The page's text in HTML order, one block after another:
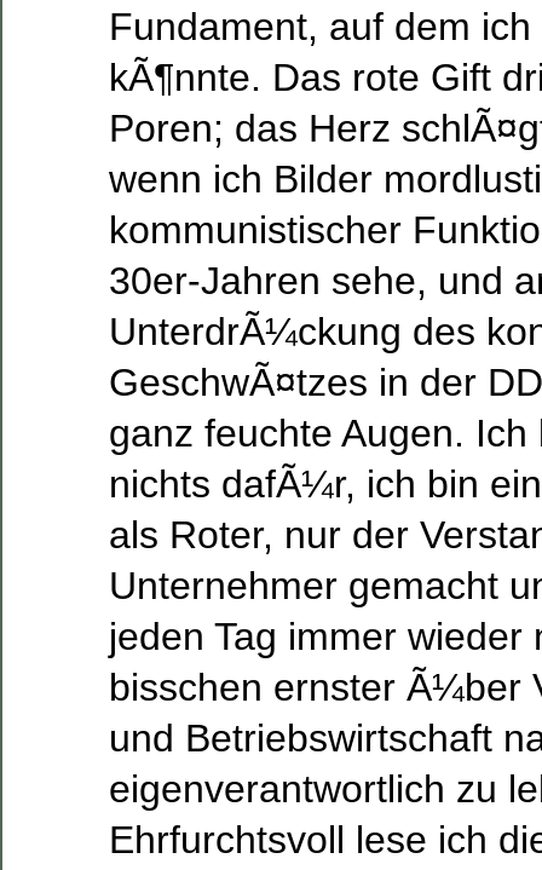
Fundament, auf dem
kÃ¶nnte. Das rote Gift
Poren; das Herz
wenn ich Bilder
kommunistischer
30er-Jahren sehe, und
UnterdrÃ¼ckung des
GeschwÃ¤tzes in der
ganz feuchte Augen.
nichts dafÃ¼r, ich bin
als Roter, nur der
Unternehmer gemacht
jeden Tag immer wieder
bisschen ernster Ã¼ber
und Betriebswirtschaft
eigenverantwortlich zu
Ehrfurchtsvoll lese ich